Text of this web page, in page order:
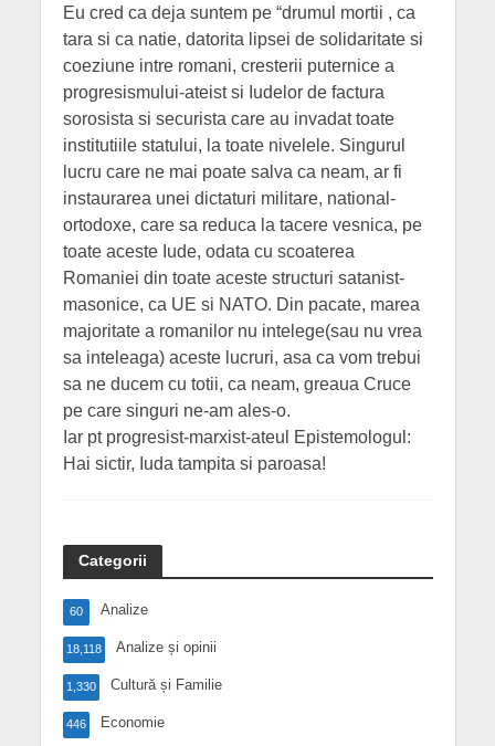
Eu cred ca deja suntem pe “drumul mortii , ca
tara si ca natie, datorita lipsei de solidaritate si
coeziune intre romani, cresterii puternice a
progresismului-ateist si Iudelor de factura
sorosista si securista care au invadat toate
institutiile statului, la toate nivelele. Singurul
lucru care ne mai poate salva ca neam, ar fi
instaurarea unei dictaturi militare, national-
ortodoxe, care sa reduca la tacere vesnica, pe
toate aceste Iude, odata cu scoaterea
Romaniei din toate aceste structuri satanist-
masonice, ca UE si NATO. Din pacate, marea
majoritate a romanilor nu intelege(sau nu vrea
sa inteleaga) aceste lucruri, asa ca vom trebui
sa ne ducem cu totii, ca neam, greaua Cruce
pe care singuri ne-am ales-o.
Iar pt progresist-marxist-ateul Epistemologul:
Hai sictir, Iuda tampita si paroasa!
Categorii
Analize
60
Analize și opinii
18,118
Cultură și Familie
1,330
Economie
446